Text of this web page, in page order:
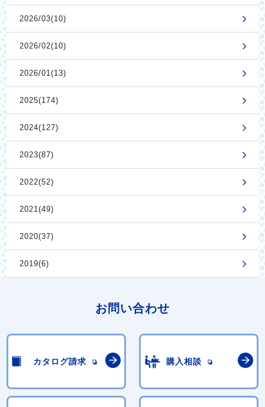
2026/03(10)
2026/02(10)
2026/01(13)
2025(174)
2024(127)
2023(87)
2022(52)
2021(49)
2020(37)
2019(6)
お問い合わせ
カタログ請求 購入相談